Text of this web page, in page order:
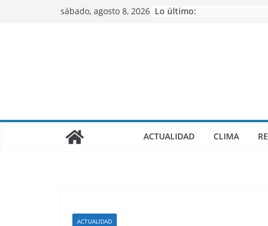
sábado, agosto 8, 2026 Lo último:
ACTUALIDAD CLIMA
ACTUALIDAD